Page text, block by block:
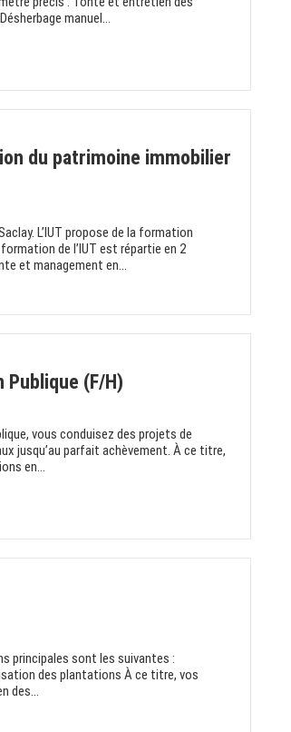
manuel...
du patrimoine immobilier
L’IUT propose de la formation
de l’IUT est répartie en 2
et management en...
Publique (F/H)
vous conduisez des projets de
jusqu’au parfait achèvement. À ce titre,
en...
principales sont les suivantes :
des plantations À ce titre, vos
des...